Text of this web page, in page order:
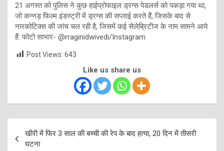
21 अगस्त को पुलिस ने कुछ हाईप्रोफाइल ड्रग्स पेडलर्स को पकड़ा गया था,
जो कन्नड़ फिल्म इंडस्ट्री में ड्रग्स की सप्लाई करते हैं, जिसके बाद से
नारकोटिक्स की जांच चल रही है, जिसमें कई सेलेब्रिटीज के नाम सामने आये
हैं. फोटो साभार- @rraginidwivedi/Instagram
Post Views: 643
Like us share us
Post
navigation
खीरी में फिर 3 साल की बच्ची की रेप के बाद हत्या, 20 दिन में तीसरी
घटना